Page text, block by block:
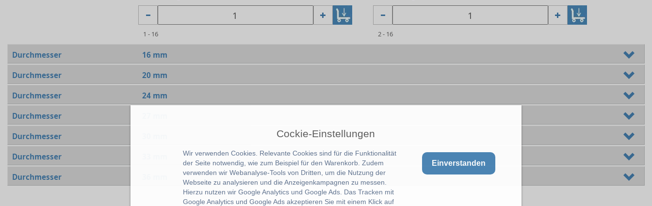
Cockie-Einstellungen
Wir verwenden Cookies. Relevante Cookies sind für die Funktionalität
der Seite notwendig, wie zum Beispiel für den Warenkorb. Zudem
verwenden wir Webanalyse-Tools von Dritten, um die Nutzung der
Webseite zu analysieren und die Anzeigenkampagnen zu messen.
Hierzu nutzen wir Google Analytics und Google Ads. Das Tracken mit
Google Analytics und Google Ads akzeptieren Sie mit einem Klick auf
Einverstanden
1 - 16 2 - 16
Durchmesser 16 mm
Durchmesser 20 mm
Durchmesser 24 mm
Durchmesser
Durchmesser
Durchmesser
Durchmesser